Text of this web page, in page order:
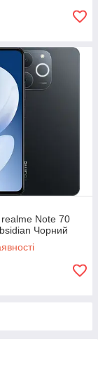
Note 70
Чорний